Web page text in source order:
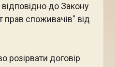
до Закону
прав споживачів" від
розірвати договір